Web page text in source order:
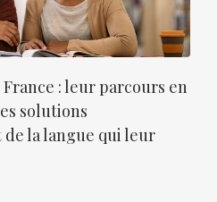
: leur parcours en
solutions
de la langue qui leur